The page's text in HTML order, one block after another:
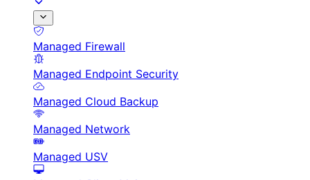
Managed Firewall
Managed Endpoint Security
Managed Cloud Backup
Managed Network
Managed USV